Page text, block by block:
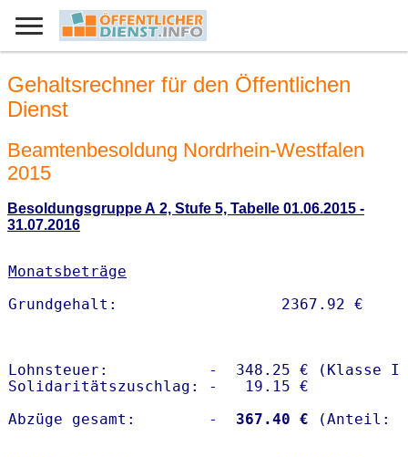
Gehaltsrechner für den Öffentlichen
Dienst
Beamtenbesoldung Nordrhein-Westfalen
2015
Besoldungsgruppe A 2, Stufe 5, Tabelle 01.06.2015 -
31.07.2016
Monatsbeträge
Lohnsteuer:           -  348.25 € (Klasse I)
Solidaritätszuschlag: -   19.15 €
Abzüge gesamt:        -
  367.40 €